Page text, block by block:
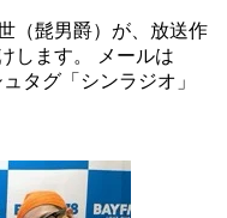
（髭男爵）が、放送作
します。 メールは
タグ「シンラジオ」